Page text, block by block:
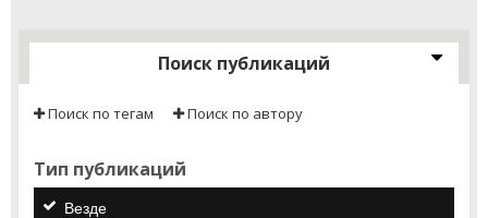
Поиск публикаций
Поиск по тегам Поиск по автору
Тип публикаций
Везде